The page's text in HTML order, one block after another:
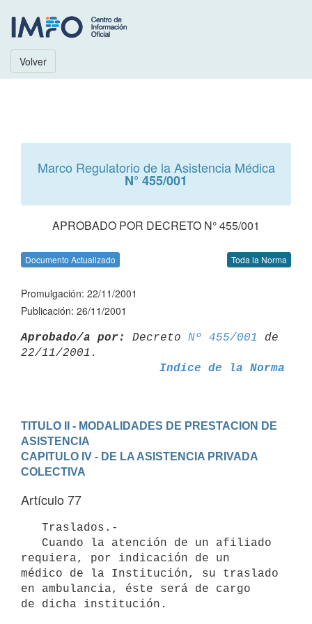
Volver
Marco Regulatorio de la Asistencia Médica
N° 455/001
APROBADO POR DECRETO N° 455/001
Documento Actualizado Toda la Norma
Promulgación: 22/11/2001
Publicación: 26/11/2001
Aprobado/a por: Decreto Nº 455/001
de
Indice de la Norma
TITULO II - MODALIDADES DE PRESTACION DE
ASISTENCIA
CAPITULO IV - DE LA ASISTENCIA PRIVADA
COLECTIVA
Artículo 77
requiera, por indicación de un
médico de la Institución, su traslado
en ambulancia, éste será de cargo
de dicha institución.